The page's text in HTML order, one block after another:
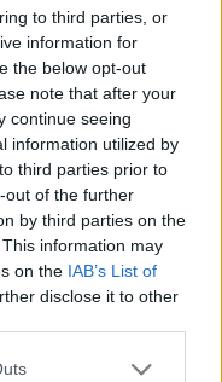
to third parties, or
information for
the below opt-out
note that after your
continue seeing
information utilized by
third parties prior to
out of the further
by third parties on the
information may
on the IAB’s List of
disclose it to other
φωνή να γίνει
κλινική πράξη.
θα επιτρέπει
τονκίνδυνο
ένανασθενή να
τέτοια
σεπιλοτική
χρόνια.
αναμονή μηνών,
γίνει η πιο
προς τη